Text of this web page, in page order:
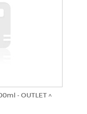
- OUTLET ^